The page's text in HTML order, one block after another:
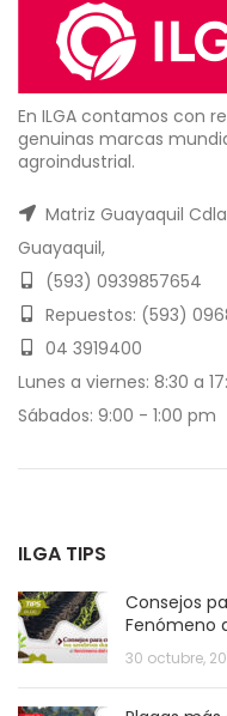
En ILGA contamos con
genuinas marcas
agroindustrial.
Matriz Guayaquil
Guayaquil,
(593) 0939857654
Repuestos: (593)
04 3919400
Lunes a viernes: 8:30 a
Sábados: 9:00 - 1:00 pm
ILGA TIPS
Consejos
Fenómeno
30 octubre,